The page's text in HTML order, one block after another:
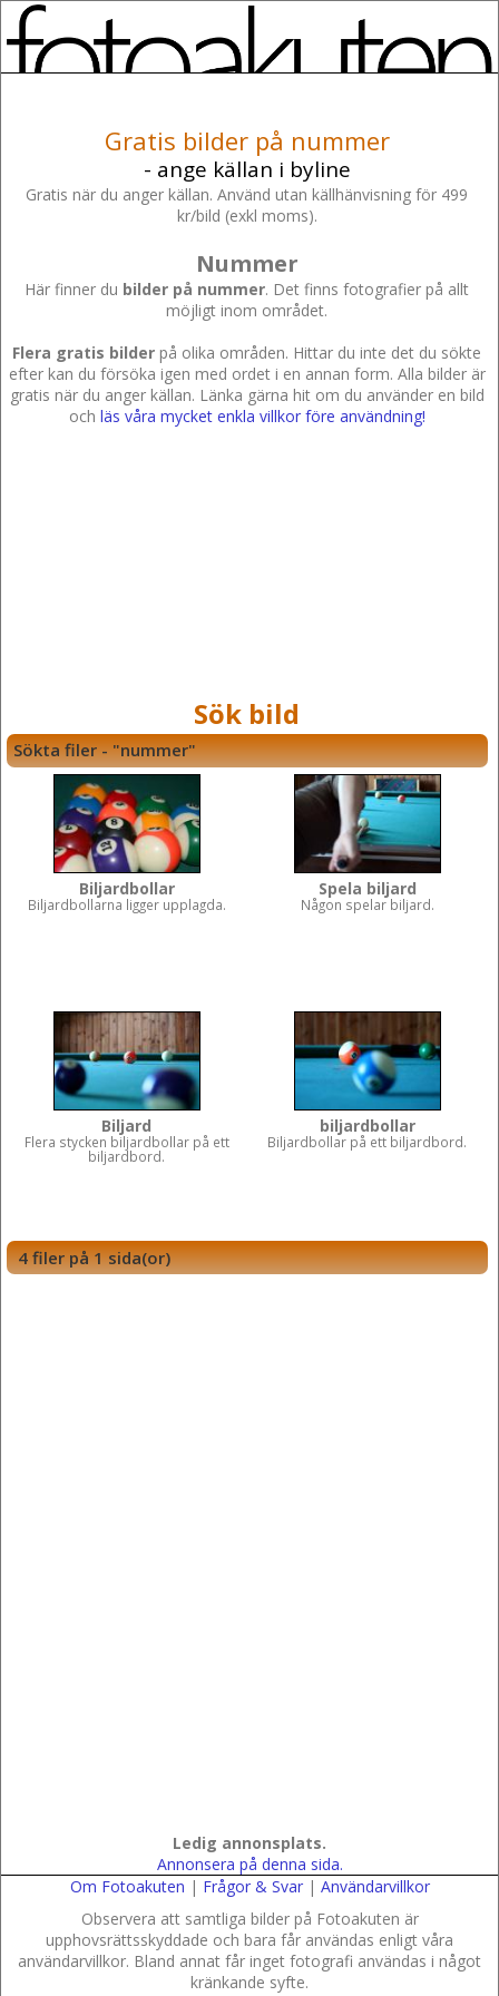
Gratis bilder på nummer
- ange källan i byline
Gratis när du anger källan. Använd utan källhänvisning för 499
kr/bild (exkl moms).
Nummer
Här finner du bilder på nummer. Det finns fotografier på allt
möjligt inom området.
Flera gratis bilder på olika områden. Hittar du inte det du sökte
efter kan du försöka igen med ordet i en annan form. Alla bilder är
gratis när du anger källan. Länka gärna hit om du använder en bild
och läs våra mycket enkla villkor före användning!
Sök bild
Sökta filer - "nummer"
Biljardbollar
Biljardbollarna ligger upplagda.
Spela biljard
Någon spelar biljard.
Biljard
Flera stycken biljardbollar på ett
biljardbord.
biljardbollar
Biljardbollar på ett biljardbord.
4 filer på 1 sida(or)
Ledig annonsplats.
Annonsera på denna sida.
Om Fotoakuten | Frågor & Svar| Användarvillkor
Observera att samtliga bilder på Fotoakuten är
upphovsrättsskyddade och bara får användas enligt våra
användarvillkor. Bland annat får inget fotografi användas i något
kränkande syfte.